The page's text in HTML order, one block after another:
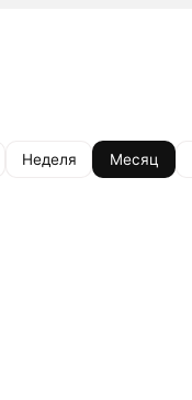
Неделя Месяц